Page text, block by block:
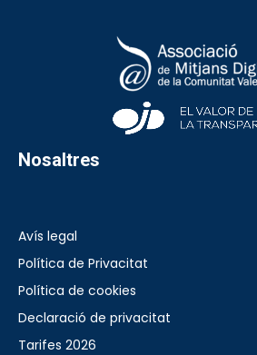
Nosaltres
Avís legal
Política de Privacitat
Política de cookies
Declaració de privacitat
Tarifes 2026